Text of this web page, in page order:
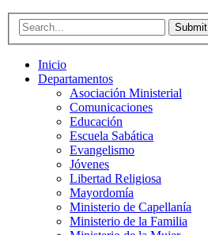
Submit
Inicio
Departamentos
Asociación Ministerial
Comunicaciones
Educación
Escuela Sabática
Evangelismo
Jóvenes
Libertad Religiosa
Mayordomía
Ministerio de Capellanía
Ministerio de la Familia